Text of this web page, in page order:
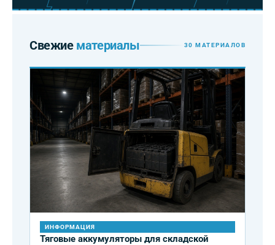
Свежие материалы 30 МАТЕРИАЛОВ
ИНФОРМАЦИЯ
Тяговые аккумуляторы для складской